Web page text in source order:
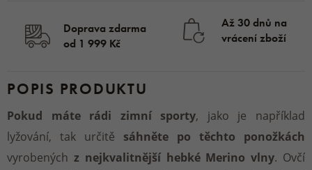
Doprava zdarma
od 1 999 Kč
Až 30 dnů na
vrácení zboží
POPIS PRODUKTU
Pokud máte rádi zimní sporty, jako je například
lyžování, tak určitě sáhněte po těchto ponožkách
vyrobených z nejkvalitnější hebké Merino vlny. Ovčí